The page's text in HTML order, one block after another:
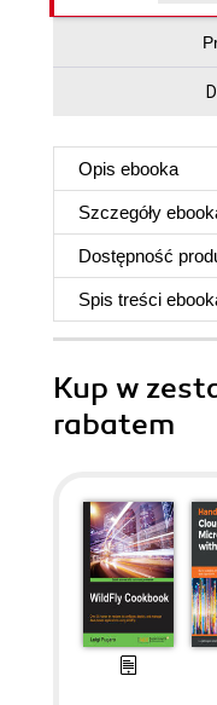
Opis ebooka
Szczegóły
Dostępność
Spis treści
Kup w
rabatem